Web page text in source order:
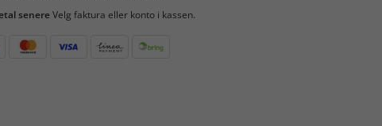
senereVelg faktura eller konto i kassen.